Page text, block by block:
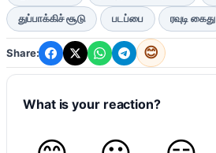
துப்பாக்கிச் சூடு படப்பை ரவுடி கைது
Share: 😊
What is your reaction?